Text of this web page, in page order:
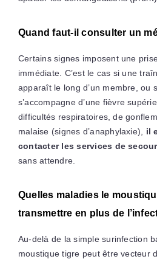
Quand faut-il consulter un
Certains signes imposent une
immédiate. C’est le cas si une
apparaît le long d’un membre, ou
s’accompagne d’une fièvre
difficultés respiratoires, de
malaise (signes d’anaphylaxie), il
contacter les services de
sans attendre.
Quelles maladies le
transmettre en plus de
Au-delà de la simple surinfection
moustique tigre peut être vecteur